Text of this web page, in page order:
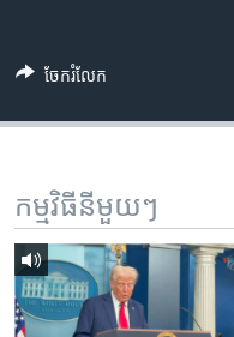
កាន់​
ភាសា
ចែករំលែក
កម្មវិធី​នីមួយៗ